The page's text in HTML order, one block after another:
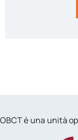
OBCT è una unità